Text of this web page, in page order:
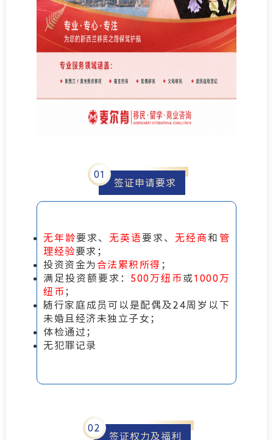
01
签证申请要求
无年龄要求、无英语要求、无经商和 管
理经验要求；
投资资金为合法累积所得 ；
满足投资额要求： 500万纽币 或 1000万
纽币 ；
随行家庭成员可以是配偶及24周岁以下
未婚且经济未独立子女；
体检通过；
无犯罪记录
02
签证权力及福利